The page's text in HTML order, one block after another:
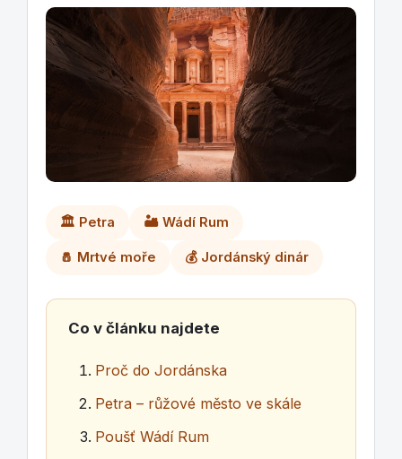
🏛️ Petra 🏜️ Wádí Rum
🧂 Mrtvé moře 💰 Jordánský dinár
Co v článku najdete
Proč do Jordánska
Petra – růžové město ve skále
Poušť Wádí Rum